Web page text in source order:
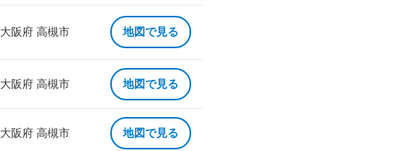
大阪府 高槻市 地図で見る
大阪府 高槻市 地図で見る
大阪府 高槻市 地図で見る